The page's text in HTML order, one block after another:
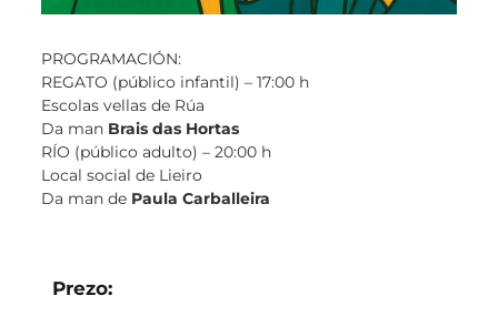
PROGRAMACIÓN:
REGATO (público infantil) – 17:00 h
Escolas vellas de Rúa
Da man Brais das Hortas
RÍO (público adulto) – 20:00 h
Local social de Lieiro
Da man de Paula Carballeira
Prezo: